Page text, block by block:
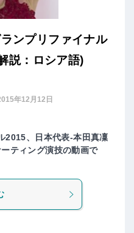
ンプリファイナル
：ロシア語)
年12月12日
2015、日本代表-本田真凜
ティング演技の動画で